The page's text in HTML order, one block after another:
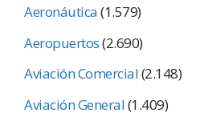
Aeronáutica(1.579)
Aeropuertos(2.690)
Aviación Comercial(2.148)
Aviación General(1.409)